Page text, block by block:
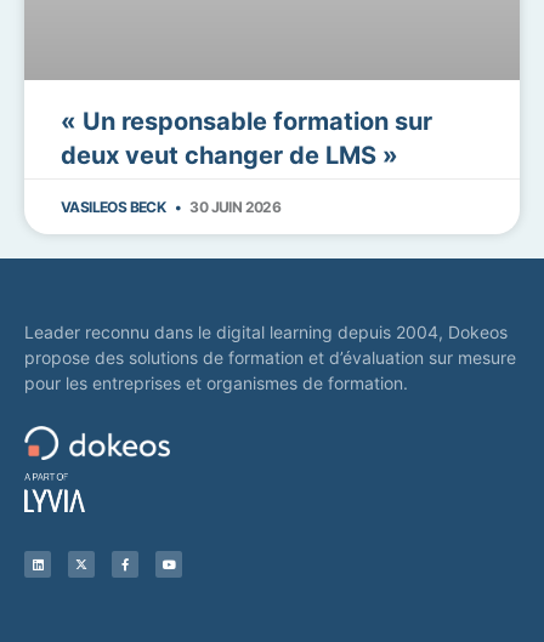
« Un responsable formation sur
deux veut changer de LMS »
VASILEOS BECK 30 JUIN 2026
Leader reconnu dans le digital learning depuis 2004, Dokeos
propose des solutions de formation et d’évaluation sur mesure
pour les entreprises et organismes de formation.